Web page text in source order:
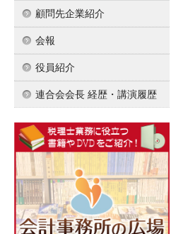
顧問先企業紹介
会報
役員紹介
連合会会長 経歴・講演履歴